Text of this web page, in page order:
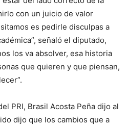
con un juicio de valor
es pedirle disculpas a
señaló el diputado,
los va absolver, esa historia
que quieren y que piensan,
PRI, Brasil Acosta Peña dijo al
dijo que los cambios que a